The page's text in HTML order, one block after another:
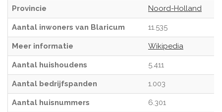
Provincie Noord-Holland
Aantal inwoners van Blaricum 11.535
Meer informatie Wikipedia
Aantal huishoudens 5.411
Aantal bedrijfspanden 1.003
Aantal huisnummers 6.301